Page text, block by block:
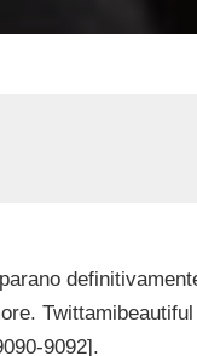
9092].